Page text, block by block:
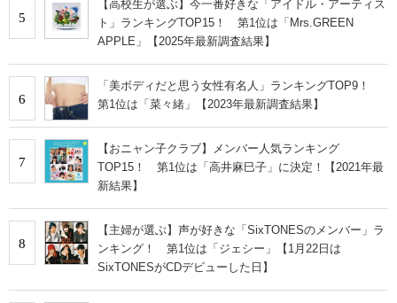
5
【高校生が選ぶ】今一番好きな「アイドル・アーティス
ト」ランキングTOP15！ 第1位は「Mrs.GREEN
APPLE」【2025年最新調査結果】
6
「美ボディだと思う女性有名人」ランキングTOP9！
第1位は「菜々緒」【2023年最新調査結果】
7
【おニャン子クラブ】メンバー人気ランキング
TOP15！ 第1位は「高井麻巳子」に決定！【2021年最
新結果】
8
【主婦が選ぶ】声が好きな「SixTONESのメンバー」ラ
ンキング！ 第1位は「ジェシー」【1月22日は
SixTONESがCDデビューした日】